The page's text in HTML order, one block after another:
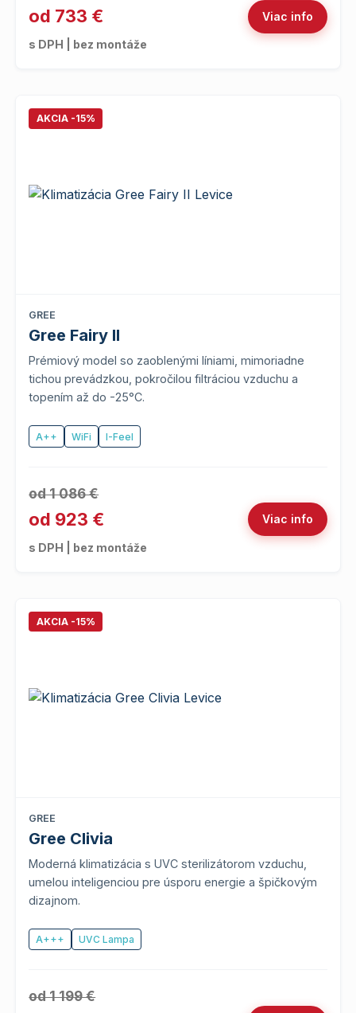
od 733 €
s DPH | bez montáže
Viac info
AKCIA -15%
GREE
Gree Fairy II
Prémiový model so zaoblenými líniami, mimoriadne
tichou prevádzkou, pokročilou filtráciou vzduchu a
topením až do -25°C.
A++ WiFi I-Feel
od 1 086 €
od 923 €
s DPH | bez montáže
Viac info
AKCIA -15%
GREE
Gree Clivia
Moderná klimatizácia s UVC sterilizátorom vzduchu,
umelou inteligenciou pre úsporu energie a špičkovým
dizajnom.
A+++ UVC Lampa
od 1 199 €